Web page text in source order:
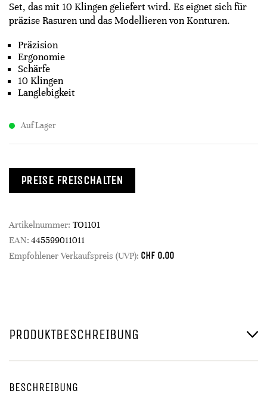
Set, das mit 10 Klingen geliefert wird. Es eignet sich für
präzise Rasuren und das Modellieren von Konturen.
Präzision
Ergonomie
Schärfe
10 Klingen
Langlebigkeit
Auf Lager
PREISE FREISCHALTEN
Artikelnummer: TO1101
EAN: 445599011011
Empfohlener Verkaufspreis (UVP): CHF 0.00
PRODUKTBESCHREIBUNG
BESCHREIBUNG